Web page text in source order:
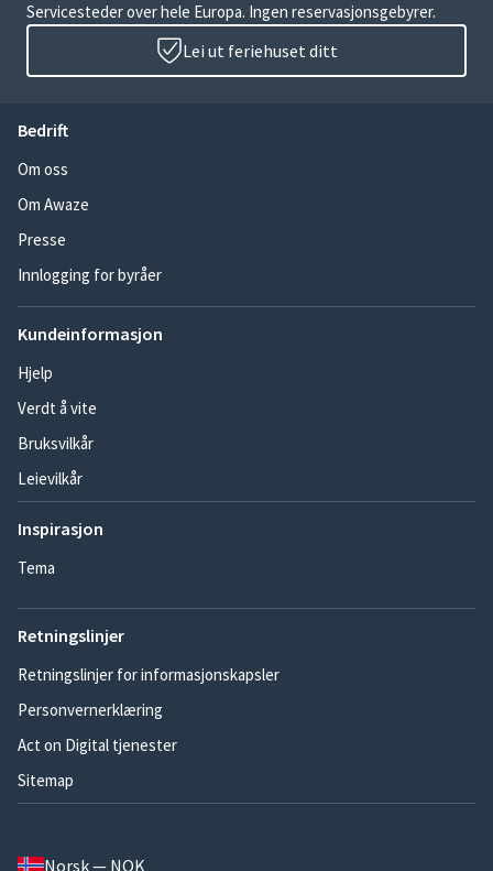
Servicesteder over hele Europa. Ingen reservasjonsgebyrer.
Lei ut feriehuset ditt
Bedrift
Om oss
Om Awaze
Presse
Innlogging for byråer
Kundeinformasjon
Hjelp
Verdt å vite
Bruksvilkår
Leievilkår
Inspirasjon
Tema
Retningslinjer
Retningslinjer for informasjonskapsler
Personvernerklæring
Act on Digital tjenester
Sitemap
Norsk — NOK